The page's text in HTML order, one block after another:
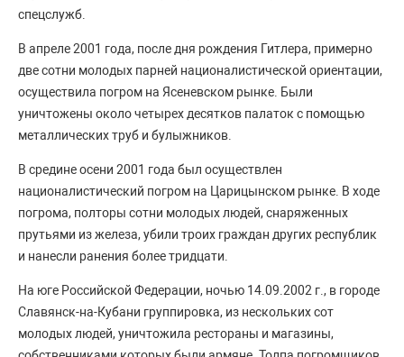
спецслужб.
В апреле 2001 года, после дня рождения Гитлера, примерно
две сотни молодых парней националистической ориентации,
осуществила погром на Ясеневском рынке. Были
уничтожены около четырех десятков палаток с помощью
металлических труб и булыжников.
В средине осени 2001 года был осуществлен
националистический погром на Царицынском рынке. В ходе
погрома, полторы сотни молодых людей, снаряженных
прутьями из железа, убили троих граждан других республик
и нанесли ранения более тридцати.
На юге Российской Федерации, ночью 14.09.2002 г., в городе
Славянск-на-Кубани группировка, из нескольких сот
молодых людей, уничтожила рестораны и магазины,